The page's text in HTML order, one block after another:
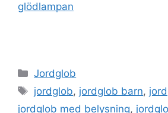
glödlampan
Categories
Jordglob
Tags
jordglob, jordglob barn,
jordglob med belysning,